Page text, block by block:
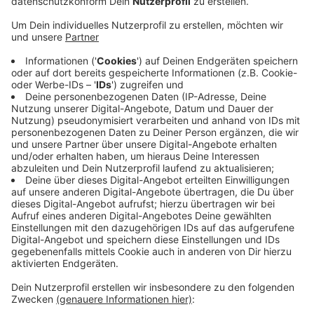
ein Kabeldieb von einem Sicherheitsdienst erwischt
worden.
Hauptstraße Kabel im Wert von mehreren
Zehntausend Euro gestohlen, die er in einem Rucksack
und zwei Taschen verstaut hat - außerdem hatte er
einen Säbel und einen Dolch dabei.
Er ist festgenommen worden und hat der Polizei
gesagt, dass er mit dem Diebstahl seine Drogensucht
finanzieren wollte.
Der auf der Baustelle entstandene Schaden beläuft
sich geschätzt auf einen mittleren fünfstelligen
Betrag.
Anzeige